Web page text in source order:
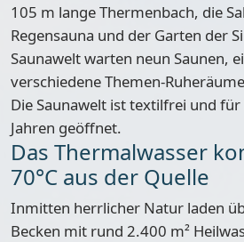
105 m lange Thermenbach, die
Regensauna und der Garten der
Saunawelt warten neun Saunen,
verschiedene Themen-
Die Saunawelt ist textilfrei und für
Jahren geöffnet.
Das Thermalwasser
70°C aus der Quelle
Inmitten herrlicher Natur laden
Becken mit rund 2.400 m²